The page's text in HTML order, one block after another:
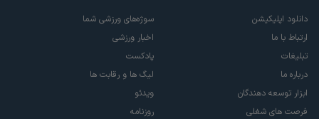
دانلود اپلیکیشن
ارتباط با ما
تبلیغات
درباره ما
ابزار توسعه دهندگان
فرصت های شغلی
سوژه‌های ورزشی شما
اخبار ورزشی
پادکست
لیگ ها و رقابت ها
ویدئو
روزنامه